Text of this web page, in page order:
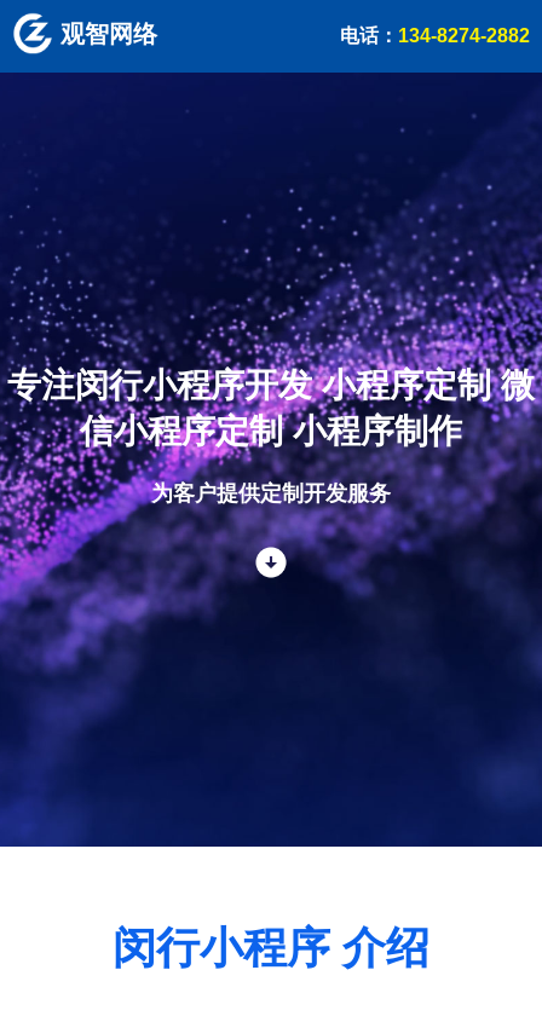
观智网络 134-8274-2882
电话：
专注闵行小程序开发 小程序定制 微
信小程序定制 小程序制作
为客户提供定制开发服务
闵行小程序 介绍